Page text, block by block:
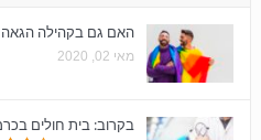
האם גם בקהילה הגאה
מאי 02, 2020
בקרוב: בית חולים